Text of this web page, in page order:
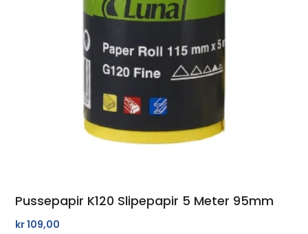
Pussepapir K120 Slipepapir 5 Meter 95mm
kr109,00